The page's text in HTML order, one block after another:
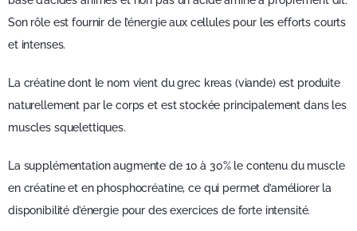
Son rôle est fournir de l’énergie aux cellules pour les efforts courts
et intenses.
La créatine dont le nom vient du grec kreas (viande) est produite
naturellement par le corps et est stockée principalement dans les
muscles squelettiques.
La supplémentation augmente de 10 à 30% le contenu du muscle
en créatine et en phosphocréatine, ce qui permet d’améliorer la
disponibilité d’énergie pour des exercices de forte intensité.